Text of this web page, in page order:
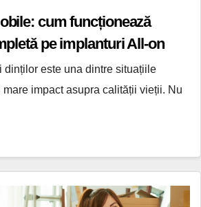
cum funcționează
pe implanturi All-on
dinților este una dintre situațiile
impact asupra calității vieții. Nu